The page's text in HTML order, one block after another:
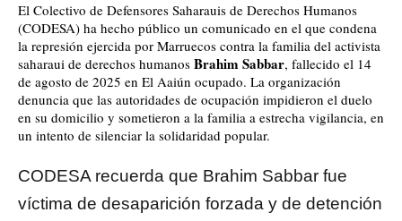
El Colectivo de Defensores Saharauis de Derechos Humanos
(CODESA) ha hecho público un comunicado en el que condena
la represión ejercida por Marruecos contra la familia del activista
saharaui de derechos humanos Brahim Sabbar, fallecido el 14
de agosto de 2025 en El Aaiún ocupado. La organización
denuncia que las autoridades de ocupación impidieron el duelo
en su domicilio y sometieron a la familia a estrecha vigilancia, en
un intento de silenciar la solidaridad popular.
CODESA recuerda que Brahim Sabbar fue
víctima de desaparición forzada y de detención